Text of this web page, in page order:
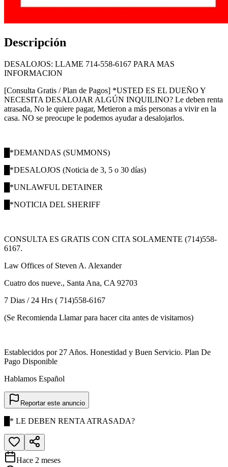
Descripción
DESALOJOS: LLAME 714-558-6167 PARA MAS
INFORMACION
[Consulta Gratis / Plan de Pagos] *USTED ES EL DUEÑO Y
NECESITA DESALOJAR ALGÚN INQUILINO? Le deben renta
atrasada, No le quiere pagar, Metieron a más personas a vivir en la
casa. NO se preocupe le podemos ayudar a desalojarlos.
█*DEMANDAS (SUMMONS)
█*DESALOJOS (Noticia de 3, 5 o 30 días)
█*UNLAWFUL DETAINER
█*NOTICIA DEL SHERIFF
CONSULTA ES GRATIS CON CITA SOLAMENTE (714)558-
6167.
Law Offices of Steven A. Alexander
Cuatro dos nueve., Santa Ana, CA 92703
7 Dias / 24 Hrs ( 714)558-6167
(Se Recomienda Llamar para hacer cita antes de visitarnos)
Establecidos por 27 Años. Honestidad y Buen Servicio. Plan De
Pago Disponible
Hablamos Español
Reportar este anuncio
█* LE DEBEN RENTA ATRASADA?
Hace 2 meses